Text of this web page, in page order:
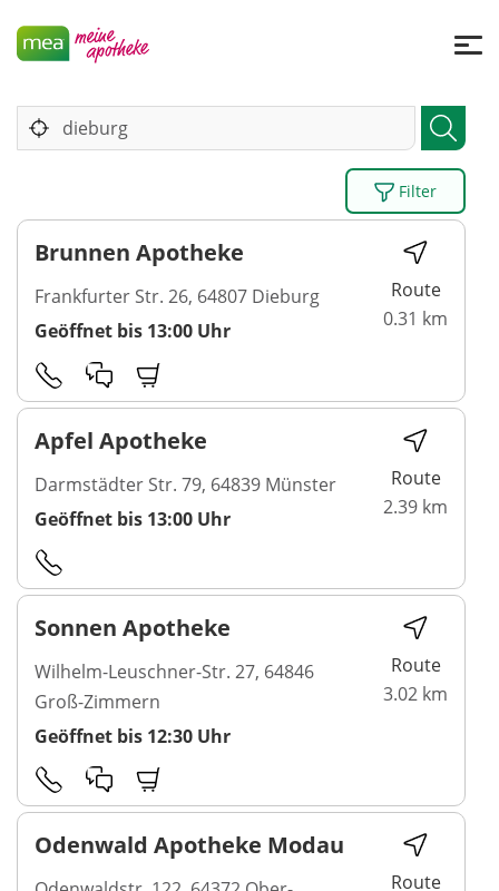
Filter
Brunnen Apotheke
Frankfurter Str. 26, 64807 Dieburg
Geöffnet bis 13:00 Uhr
Route
0.31 km
Apfel Apotheke
Darmstädter Str. 79, 64839 Münster
Geöffnet bis 13:00 Uhr
Route
2.39 km
Sonnen Apotheke
Wilhelm-Leuschner-Str. 27, 64846
Groß-Zimmern
Geöffnet bis 12:30 Uhr
Route
3.02 km
Odenwald Apotheke Modau
Route